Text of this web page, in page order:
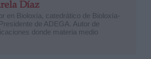
Díaz
en Bioloxía, catedrático de Bioloxía-
de ADEGA. Autor de
donde materia medio